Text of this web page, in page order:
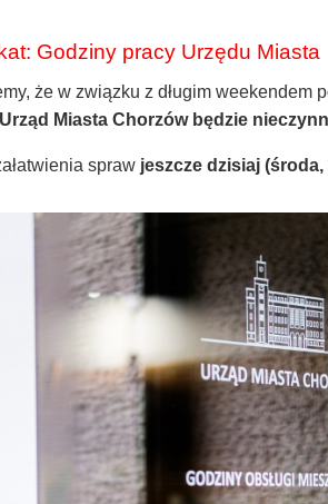
Godziny pracy Urzędu Miasta
że w związku z długim weekendem
Miasta Chorzów będzie
spraw jeszcze dzisiaj